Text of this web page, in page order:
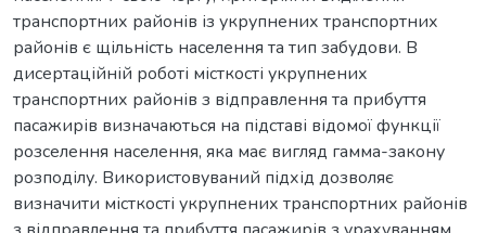
транспортних районів із укрупнених транспортних
районів є щільність населення та тип забудови. В
дисертаційній роботі місткості укрупнених
транспортних районів з відправлення та прибуття
пасажирів визначаються на підставі відомої функції
розселення населення, яка має вигляд гамма-закону
розподілу. Використовуваний підхід дозволяє
визначити місткості укрупнених транспортних районів